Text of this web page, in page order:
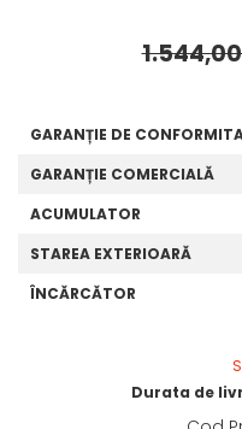
GARANȚIE DE
GARANȚIE COMERCIALĂ
ACUMULATOR
STAREA EXTERIOARĂ
ÎNCĂRCĂTOR
Durata de